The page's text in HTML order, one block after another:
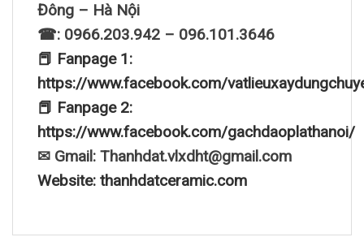
Đông – Hà Nội
☎: 0966.203.942 – 096.101.3646
📕 Fanpage 1:
https://www.facebook.com/
📕 Fanpage 2:
https://www.facebook.com/gachdaoplathanoi/
✉ Gmail: Thanhdat.vlxdht@gmail.com
Website: thanhdatceramic.com